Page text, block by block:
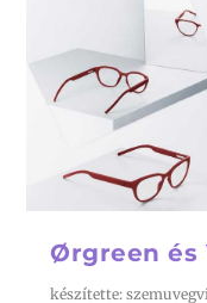
Ørgreen és
készítette: